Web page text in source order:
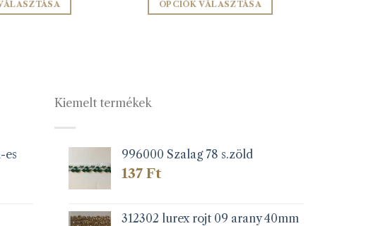
a
termékoldalon
OPCIÓK VÁLASZTÁSA
a
es
Kiemelt termékek
996000 Szalag 78 s.zöld
137Ft
312302 lurex rojt 09 arany 40mm